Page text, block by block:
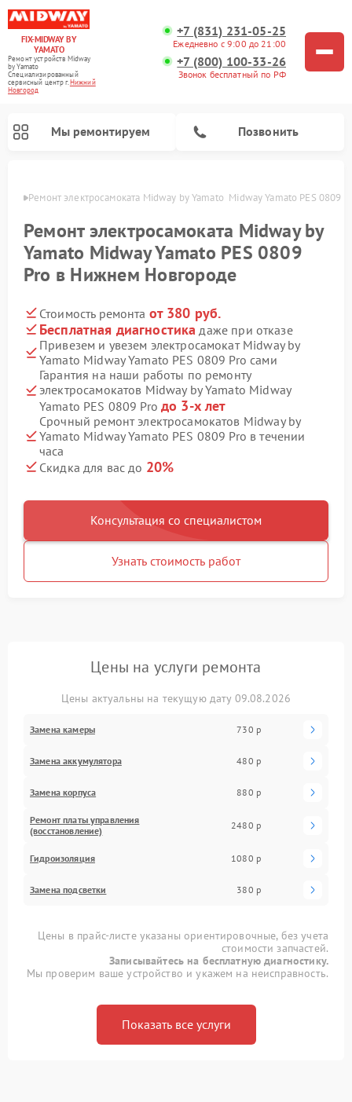
FIX-MIDWAY BY
YAMATO
Ремонт устройств Midway
by Yamato
Специализированный
cервисный центр г.Нижний
Новгород
+7 (831) 231-05-25
Ежедневно с 9:00 до 21:00
+7 (800) 100-33-26
Звонок бесплатный по РФ
Мы ремонтируем Позвонить
Ремонт электросамоката Midway by Yamato  Midway Yamato PES 0809
Ремонт электросамоката Midway by
Yamato Midway Yamato PES 0809
Pro в Нижнем Новгороде
Стоимость ремонта от 380 руб.
Бесплатная диагностика даже при отказе
Привезем и увезем электросамокат Midway by
Yamato Midway Yamato PES 0809 Pro сами
Гарантия на наши работы по ремонту
электросамокатов Midway by Yamato Midway
Yamato PES 0809 Proдо 3-х лет
Срочный ремонт электросамокатов Midway by
Yamato Midway Yamato PES 0809 Pro в течении
часа
Скидка для вас до 20%
Консультация со специалистом
Узнать стоимость работ
Цены на услуги ремонта
Цены актуальны на текущую дату 09.08.2026
Замена камеры 730 р
Замена аккумулятора 480 р
Замена корпуса 880 р
Ремонт платы управления
(восстановление)
2480 р
Гидроизоляция 1080 р
Замена подсветки 380 р
Цены в прайс-листе указаны ориентировочные, без учета
стоимости запчастей.
Записывайтесь на бесплатную диагностику.
Мы проверим ваше устройство и укажем на неисправность.
Показать все услуги